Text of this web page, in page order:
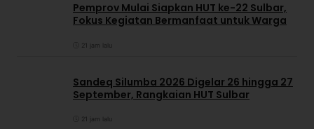
Pemprov Mulai Siapkan HUT ke-22 Sulbar,
Fokus Kegiatan Bermanfaat untuk Warga
21 jam lalu
Sandeq Silumba 2026 Digelar 26 hingga 27
September, Rangkaian HUT Sulbar
21 jam lalu